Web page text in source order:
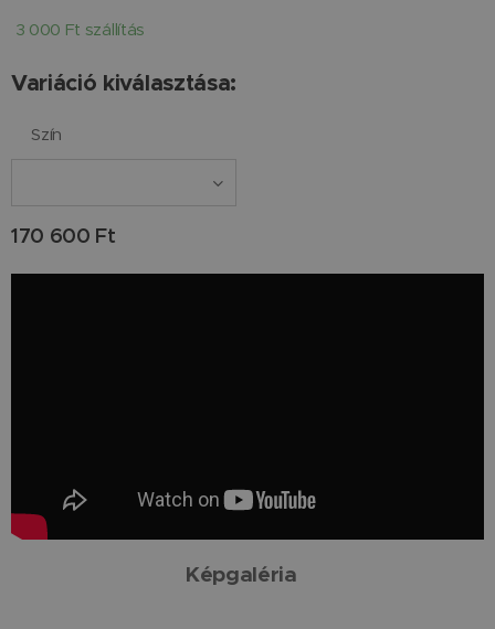
3 000 Ft szállítás
Variáció kiválasztása:
Szín
170 600 Ft
Képgaléria